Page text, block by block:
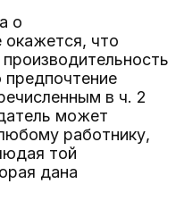
о
что
предпочтение
в ч. 2
может
работнику,
той
дана